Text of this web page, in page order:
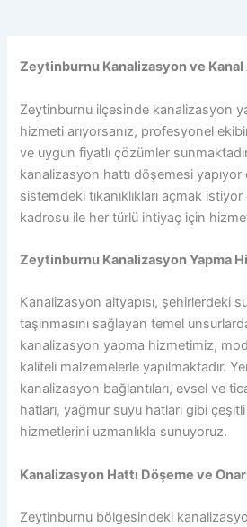
Zeytinburnu Kanalizasyon ve
Zeytinburnu ilçesinde kanalizasyon
hizmeti arıyorsanız, profesyonel
ve uygun fiyatlı çözümler
kanalizasyon hattı döşemesi
sistemdeki tıkanıklıkları açmak
kadrosu ile her türlü ihtiyaç için
Zeytinburnu Kanalizasyon Yapma
Kanalizasyon altyapısı, şehirlerdeki
taşınmasını sağlayan temel
kanalizasyon yapma hizmetimiz,
kaliteli malzemelerle yapılmaktadır.
kanalizasyon bağlantıları, evsel ve
hatları, yağmur suyu hatları gibi
hizmetlerini uzmanlıkla sunuyoruz.
Kanalizasyon Hattı Döşeme ve
Zeytinburnu bölgesindeki